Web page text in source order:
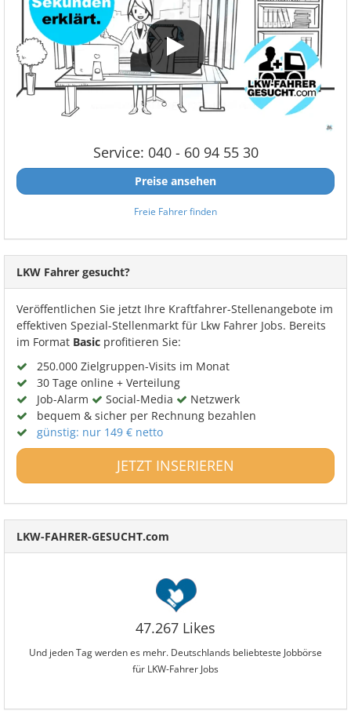
Service: 040 - 60 94 55 30
Preise ansehen
Freie Fahrer finden
LKW Fahrer gesucht?
Veröffentlichen Sie jetzt Ihre Kraftfahrer-Stellenangebote im
effektiven Spezial-Stellenmarkt für Lkw Fahrer Jobs. Bereits
im Format Basic profitieren Sie:
250.000 Zielgruppen-Visits im Monat
30 Tage online + Verteilung
Job-Alarm
Social-Media
Netzwerk
bequem & sicher per Rechnung bezahlen
günstig: nur 149 € netto
JETZT INSERIEREN
LKW-FAHRER-GESUCHT.com
47.267 Likes
Und jeden Tag werden es mehr. Deutschlands beliebteste Jobbörse
für LKW-Fahrer Jobs